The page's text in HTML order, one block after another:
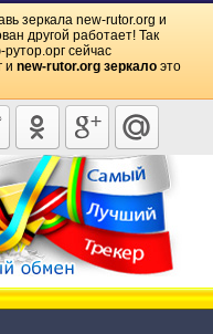
зеркала new-rutor.org и
другой работает! Так
сейчас
и new-rutor.org зеркало это